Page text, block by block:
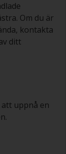
Om du är
kontakta
ditt
uppnå en